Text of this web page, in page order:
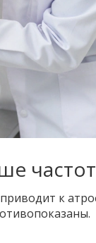
к